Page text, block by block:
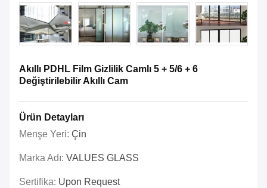
Akıllı PDHL Film Gizlilik Camlı 5 + 5/6 + 6
Değiştirilebilir Akıllı Cam
Ürün Detayları
Menşe Yeri: Çin
Marka Adı: VALUES GLASS
Sertifika: Upon Request